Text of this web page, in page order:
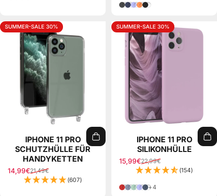
Grau
Nachtblau
Flieder
Orange
Schwarz
SUMMER-SALE 30%
IPHONE 11 PRO
SCHUTZHÜLLE FÜR
HANDYKETTEN
Verkaufspreis
14,99€
Normaler Preis
21,49€
(607)
SUMMER-SALE 30%
IPHONE 11 PRO
SILIKONHÜLLE
Verkaufspreis
15,99€
Normaler Preis
22,99€
(154)
RotEis Blau
Mint Grün
Hell Lila
Grün Petrol
+4